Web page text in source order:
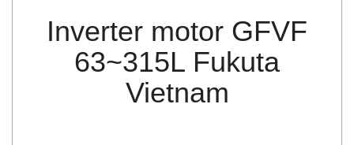
Diakont
Dias Infrared
DINA Elektronik
Inverter motor GFVF
63~315L Fukuta
Vietnam